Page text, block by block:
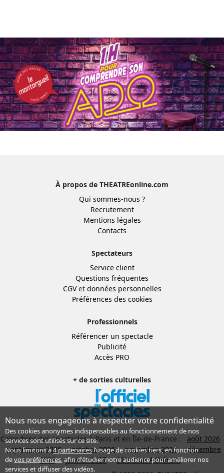
À propos de THEATREonline.com
Qui sommes-nous ?
Recrutement
Mentions légales
Contacts
Spectateurs
Service client
Questions fréquentes
CGVet données personnelles
Préférences des cookies
Professionnels
Référencer un spectacle
Publicité
Accès PRO
+ de sorties culturelles
Calendrier des spectacles à Paris et en Île-de-France :
août 2026
septembre 2026
octobre 2026 novembre 2026
décembre
2026
janvier 2027
Sélection Adhérent
Nous nous engageons à respecter votre confidentialité
Des cookies anonymes indispensables au fonctionnement de nos
services sont utilisés sur ce site.
Nous limitons à4 partenairesl’usage de cookies tiers, en fonction
devos préférences, afin d'étudier notre audience pour améliorer nos
services et diffuser des vidéos.